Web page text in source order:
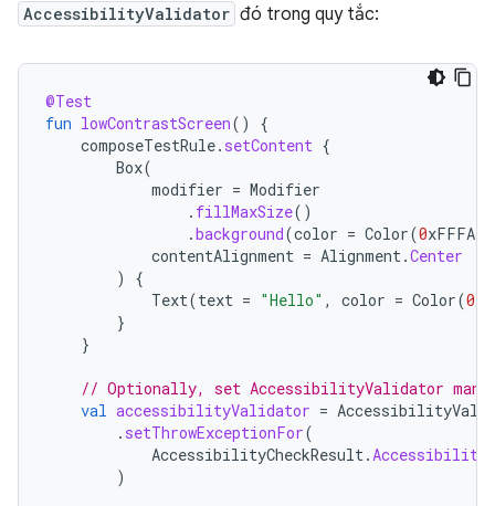
AccessibilityValidator đó trong quy tắc:
@Test
fun lowContrastScreen()
{
composeTestRule. setContent {
Box(
modifier = Modifier
. fillMaxSize()
.background(color = Color(0
contentAlignment = Alignment.Center
)
{
Text(text = "Hello" , color = Color(0
}
}
// Optionally, set AccessibilityValidator
val accessibilityValidator =
. setThrowExceptionFor(
AccessibilityCheckResult.
)